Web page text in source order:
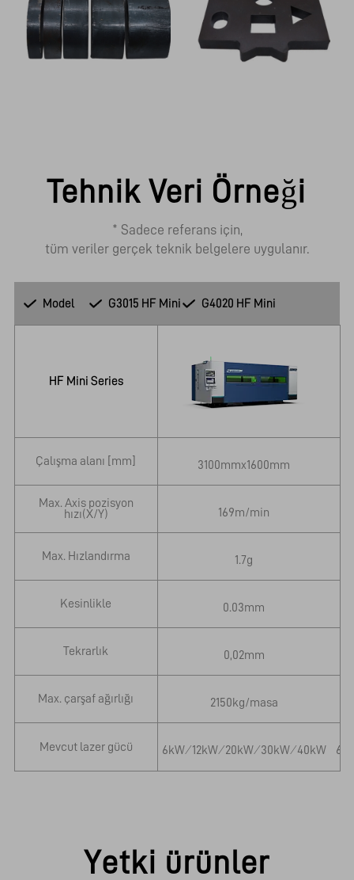
Tehnik Veri Örneği
* Sadece referans için,
tüm veriler gerçek teknik belgelere uygulanır.
Model G3015 HF Mini G4020 HF Mini
HF Mini Series
Çalışma alanı [mm]
Max. Axis pozisyon
hızı(X/Y)
Max. Hızlandırma
Kesinlikle
Tekrarlık
Max. çarşaf ağırlığı
Mevcut lazer gücü
3100mmx1600mm
169m/min
1.7g
0.03mm
0,02mm
2150kg/masa
6kW ⁄ 12kW ⁄ 20kW ⁄ 30kW ⁄ 40kW
Yetki ürünler